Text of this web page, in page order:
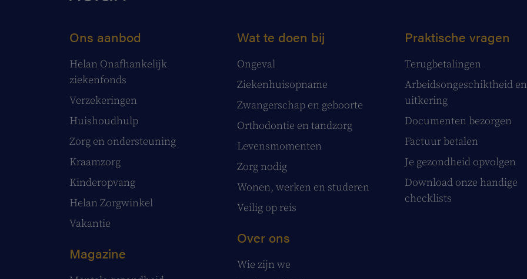
Ons aanbod
Helan Onafhankelijk
ziekenfonds
Verzekeringen
Huishoudhulp
Zorg en ondersteuning
Kraamzorg
Kinderopvang
Helan Zorgwinkel
Vakantie
Magazine
Wat te doen bij
Ongeval
Ziekenhuisopname
Zwangerschap en geboorte
Orthodontie en tandzorg
Levensmomenten
Zorg nodig
Wonen, werken en studeren
Veilig op reis
Over ons
Wie zijn we
Praktische vragen
Terugbetalingen
Arbeidsongeschiktheid en
uitkering
Documenten bezorgen
Factuur betalen
Je gezondheid opvolgen
Download onze handige
checklists